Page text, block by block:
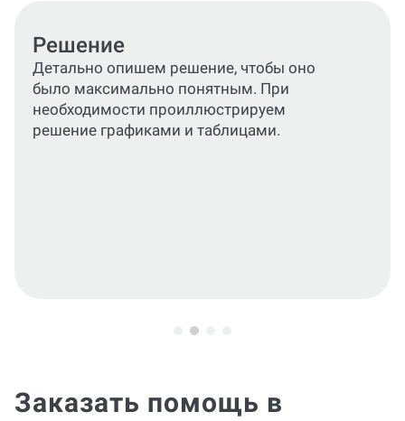
Оформление решения
Приведем все разделы работы и
графические материалы в соответствие
актуальным стандартам или требованиям
Заказать помощь в